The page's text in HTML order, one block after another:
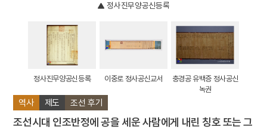
역사 제도 조선 후기
조선시대 인조반정에 공을 세운 사람에게 내린 칭호 또는 그
정사진무양공신등록
정사진무양공신등록 이중로 정사공신교서
충경공 유백증 정사공신
녹권